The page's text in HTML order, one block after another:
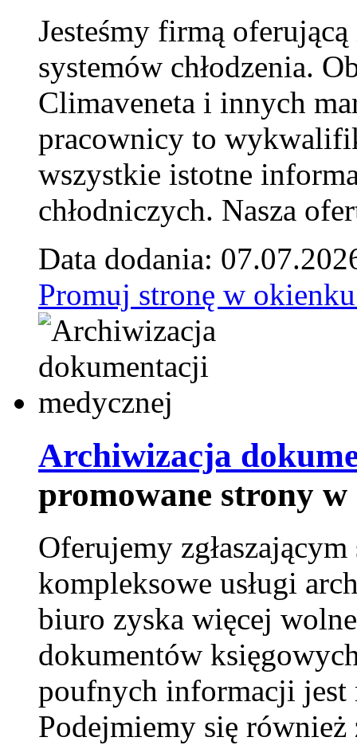
Jesteśmy firmą
systemów chłodzenia.
Climaveneta i innych
pracownicy to
wszystkie istotne
chłodniczych. Nasza
Data dodania:
Promuj stronę w
Archiwizacja
promowane strony
Oferujemy
kompleksowe usługi
biuro zyska więcej
dokumentów
poufnych informacji jest
Podejmiemy się